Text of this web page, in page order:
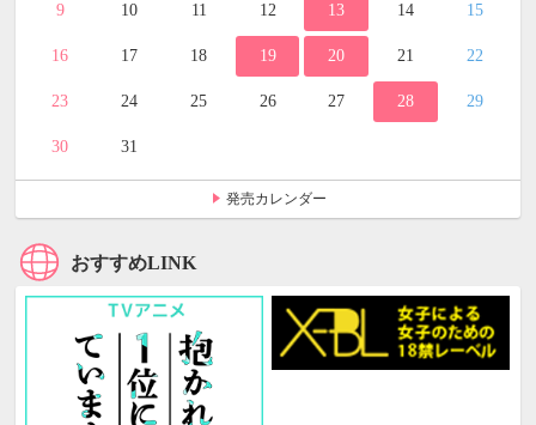
9 10 11 12 13 14 15
16 17 18 19 20 21 22
23 24 25 26 27 28 29
30 31
発売カレンダー
おすすめLINK